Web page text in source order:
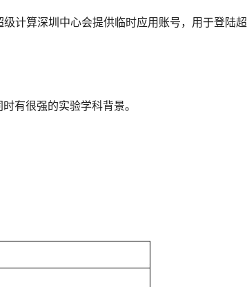
计算深圳中心会提供临时应用账号，用于登陆超
有很强的实验学科背景。